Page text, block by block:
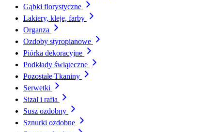
Gąbki florystyczne
Lakiery, kleje, farby
Organza
Ozdoby styropianowe
Piórka dekoracyjne
Podkłady świąteczne
Pozostałe Tkaniny
Serwetki
Sizal i rafia
Susz ozdobny
Sznurki ozdobne